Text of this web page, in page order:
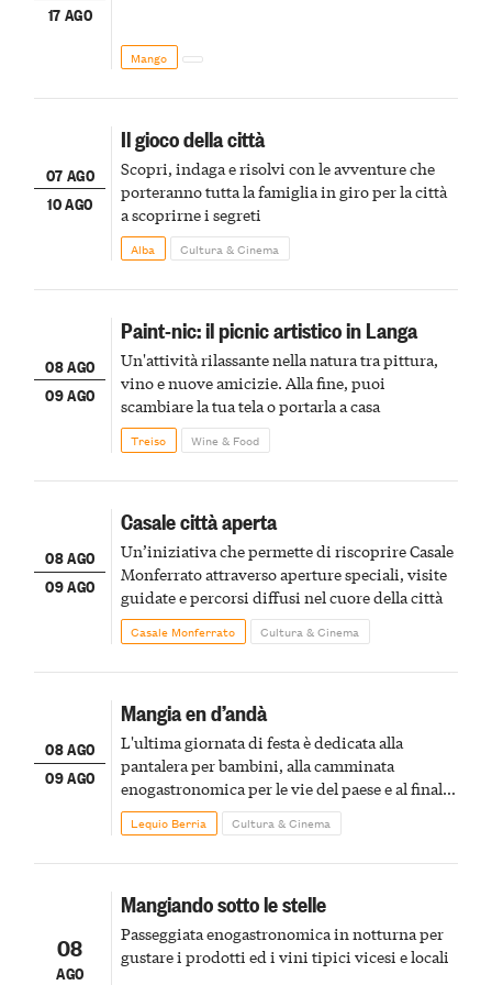
17 AGO
Mango
07 AGO
10 AGO
Il gioco della città
Scopri, indaga e risolvi con le avventure che
porteranno tutta la famiglia in giro per la città
a scoprirne i segreti
Alba Cultura & Cinema
08 AGO
09 AGO
Paint-nic: il picnic artistico in Langa
Un'attività rilassante nella natura tra pittura,
vino e nuove amicizie. Alla fine, puoi
scambiare la tua tela o portarla a casa
Treiso Wine & Food
08 AGO
09 AGO
Casale città aperta
Un’iniziativa che permette di riscoprire Casale
Monferrato attraverso aperture speciali, visite
guidate e percorsi diffusi nel cuore della città
Casale Monferrato Cultura & Cinema
08 AGO
09 AGO
Mangia en d’andà
L'ultima giornata di festa è dedicata alla
pantalera per bambini, alla camminata
enogastronomica per le vie del paese e al finale
pirotecnico
Lequio Berria Cultura & Cinema
08
AGO
Mangiando sotto le stelle
Passeggiata enogastronomica in notturna per
gustare i prodotti ed i vini tipici vicesi e locali